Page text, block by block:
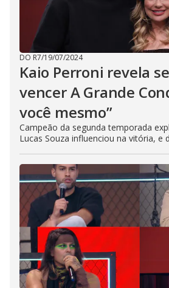
DO R7/19/07/2024
Kaio Perroni revela
vencer A Grande
você mesmo”
Campeão da segunda temporada
Lucas Souza influenciou na vitória, e